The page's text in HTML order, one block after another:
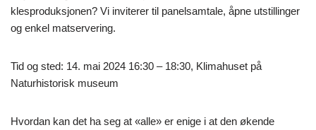
klesproduksjonen? Vi inviterer til panelsamtale, åpne utstillinger
og enkel matservering.
Tid og sted: 14. mai 2024 16:30 – 18:30, Klimahuset på
Naturhistorisk museum
Hvordan kan det ha seg at «alle» er enige i at den økende